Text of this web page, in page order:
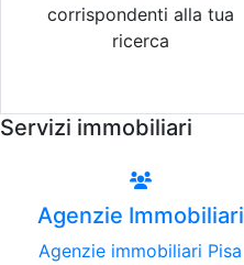
corrispondenti alla tua
ricerca
Servizi immobiliari
Agenzie Immobiliari
Agenzie immobiliari Pisa